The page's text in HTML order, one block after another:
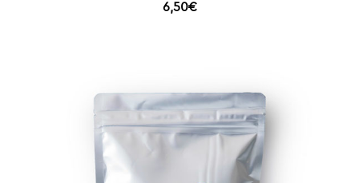
6,50€